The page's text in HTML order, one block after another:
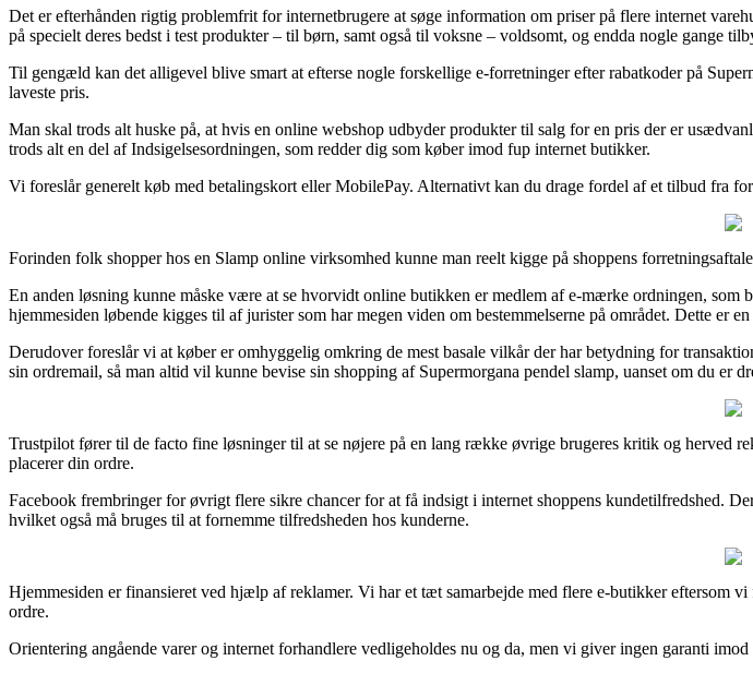
Det er efterhånden rigtig problemfrit for internetbrugere at søge information om priser på flere internet
på specielt deres bedst i test produkter – til børn, samt også til voksne – voldsomt, og endda nogle gange
Til gengæld kan det alligevel blive smart at efterse nogle forskellige e-forretninger efter rabatkoder på
laveste pris.
Man skal trods alt huske på, at hvis en online webshop udbyder produkter til salg for en pris der er
trods alt en del af Indsigelsesordningen, som redder dig som køber imod fup internet butikker.
Vi foreslår generelt køb med betalingskort eller MobilePay. Alternativt kan du drage fordel af et tilbud fra
Forinden folk shopper hos en Slamp online virksomhed kunne man reelt kigge på shoppens
En anden løsning kunne måske være at se hvorvidt online butikken er medlem af e-mærke ordningen,
hjemmesiden løbende kigges til af jurister som har megen viden om bestemmelserne på området. Dette
Derudover foreslår vi at køber er omhyggelig omkring de mest basale vilkår der har betydning for
sin ordremail, så man altid vil kunne bevise sin shopping af Supermorgana pendel slamp, uanset om du er
Trustpilot fører til de facto fine løsninger til at se nøjere på en lang række øvrige brugeres kritik og herved
placerer din ordre.
Facebook frembringer for øvrigt flere sikre chancer for at få indsigt i internet shoppens kundetilfredshed.
hvilket også må bruges til at fornemme tilfredsheden hos kunderne.
Hjemmesiden er finansieret ved hjælp af reklamer. Vi har et tæt samarbejde med flere e-butikker eftersom
ordre.
Orientering angående varer og internet forhandlere vedligeholdes nu og da, men vi giver ingen garanti